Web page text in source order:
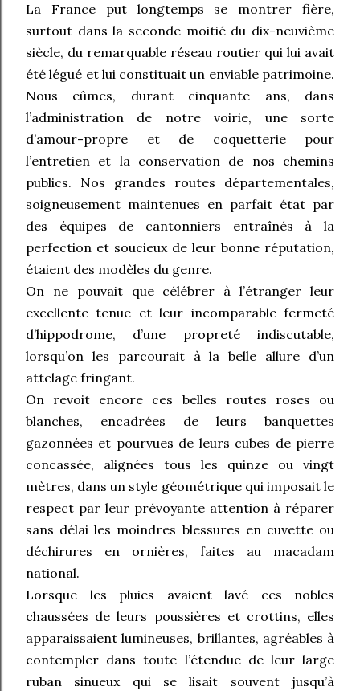
La France put longtemps se montrer fière,
surtout dans la seconde moitié du dix-neuvième
siècle, du remarquable réseau routier qui lui avait
été légué et lui constituait un enviable patrimoine.
Nous eûmes, durant cinquante ans, dans
l’administration de notre voirie, une sorte
d’amour-propre et de coquetterie pour
l’entretien et la conservation de nos chemins
publics. Nos grandes routes départementales,
soigneusement maintenues en parfait état par
des équipes de cantonniers entraînés à la
perfection et soucieux de leur bonne réputation,
étaient des modèles du genre.
On ne pouvait que célébrer à l’étranger leur
excellente tenue et leur incomparable fermeté
d’hippodrome, d’une propreté indiscutable,
lorsqu’on les parcourait à la belle allure d’un
attelage fringant.
On revoit encore ces belles routes roses ou
blanches, encadrées de leurs banquettes
gazonnées et pourvues de leurs cubes de pierre
concassée, alignées tous les quinze ou vingt
mètres, dans un style géométrique qui imposait le
respect par leur prévoyante attention à réparer
sans délai les moindres blessures en cuvette ou
déchirures en ornières, faites au macadam
national.
Lorsque les pluies avaient lavé ces nobles
chaussées de leurs poussières et crottins, elles
apparaissaient lumineuses, brillantes, agréables à
contempler dans toute l’étendue de leur large
ruban sinueux qui se lisait souvent jusqu’à